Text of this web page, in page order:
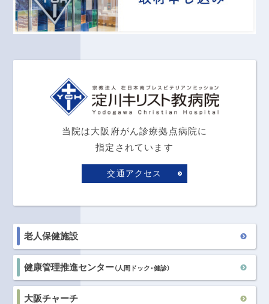
当院は大阪府がん診療拠点病院に
指定されています
交通アクセス
老人保健施設
健康管理推進センター（人間ドック・健診）
大阪チャーチ